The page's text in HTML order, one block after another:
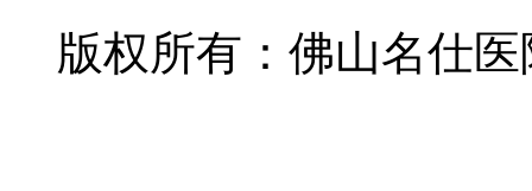
版权所有：佛山名仕